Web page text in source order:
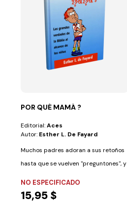
POR QUÉ MAMÁ ?
Editorial:Aces
Autor: Esther L. De Fayard
Muchos padres adoran a sus retoños
hasta que se vuelven "preguntones", y
NO ESPECIFICADO
15,95 $